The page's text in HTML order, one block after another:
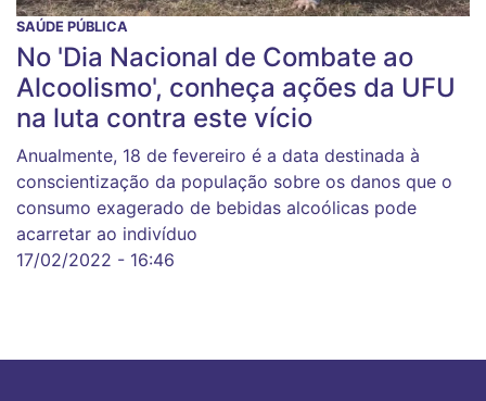
SAÚDE PÚBLICA
No 'Dia Nacional de Combate ao
Alcoolismo', conheça ações da UFU
na luta contra este vício
Anualmente, 18 de fevereiro é a data destinada à
conscientização da população sobre os danos que o
consumo exagerado de bebidas alcoólicas pode
acarretar ao indivíduo
17/02/2022 - 16:46